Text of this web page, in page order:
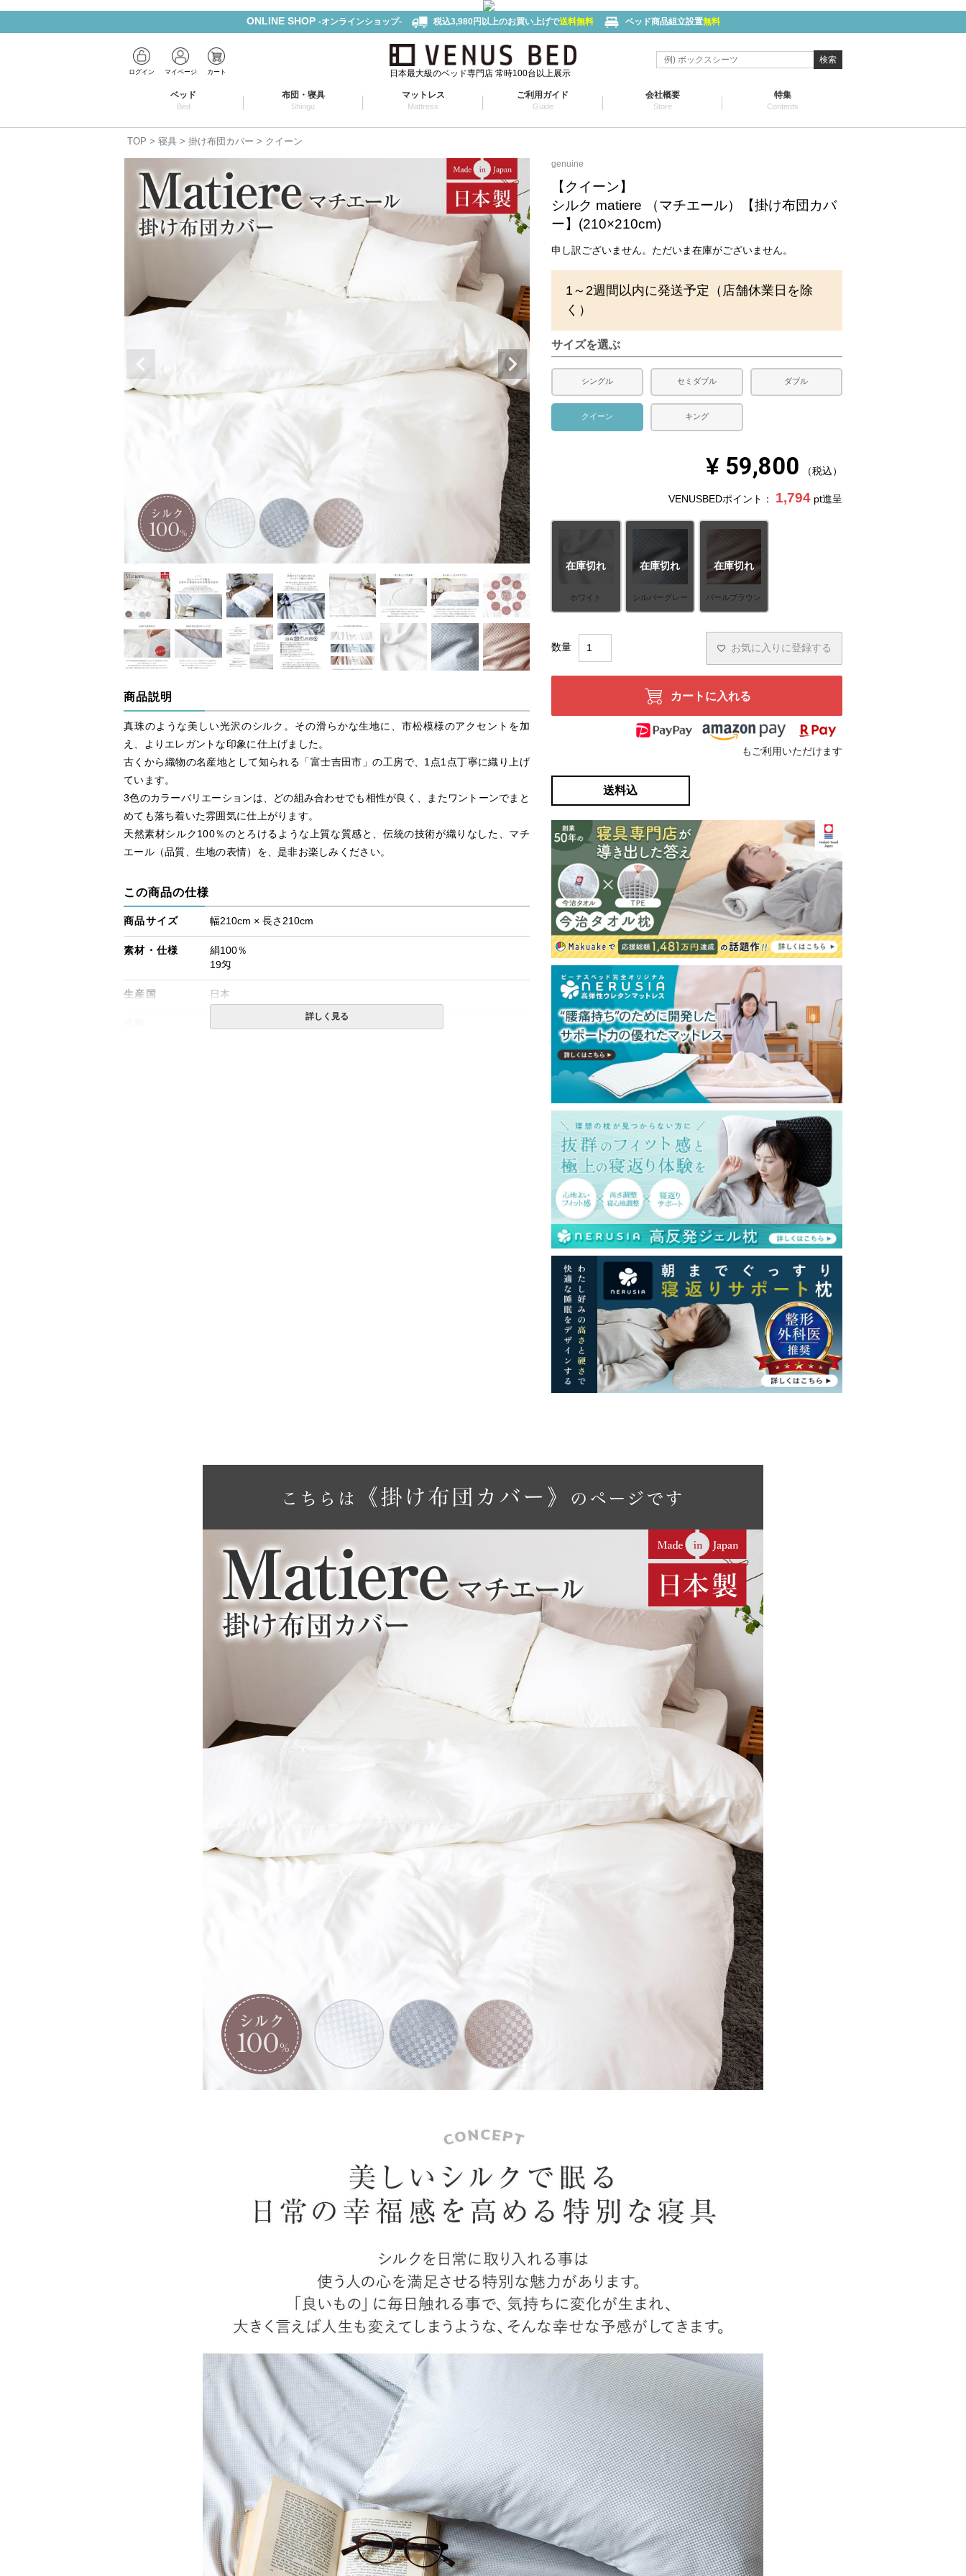
ONLINE SHOP -オンラインショップ- 税込3,980円以上のお買い上げで送料無料 ベッド商品組立設置無料
ログイン マイページ カート 日本最大級のベッド専門店 常時100台以上展示
検索
ベッド
Bed
布団・寝具
Shingu
マットレス
Mattress
ご利用ガイド
Guide
会社概要
Store
特集
Contents
TOP 寝具 掛け布団カバー クイーン
商品説明
真珠のような美しい光沢のシルク。その滑らかな生地に、市松模様のアクセントを加
え、よりエレガントな印象に仕上げました。
古くから織物の名産地として知られる「富士吉田市」の工房で、1点1点丁寧に織り上げ
ています。
3色のカラーバリエーションは、どの組み合わせでも相性が良く、またワントーンでまと
めても落ち着いた雰囲気に仕上がります。
天然素材シルク100％のとろけるような上質な質感と、伝統の技術が織りなした、マチ
エール（品質、生地の表情）を、是非お楽しみください。
この商品の仕様
商品サイズ 幅210cm × 長さ210cm
素材・仕様
絹100％
19匁
生産国 日本
詳しく見る
genuine
【クイーン】
シルク matiere （マチエール）【掛け布団カバ
ー】(210×210cm)
申し訳ございません。ただいま在庫がございません。
1～2週間以内に発送予定（店舗休業日を除
く）
サイズを選ぶ
シングル セミダブル ダブル
クイーン キング
¥ 59,800 税込
VENUSBEDポイント： 1,794 pt進呈
ホワイト
在庫切れ
シルバーグレー
在庫切れ
パールブラウン
在庫切れ
お気に入りに登録する
カートに入れる
もご利用いただけます
送料込